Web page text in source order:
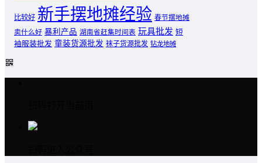
比较好 新手摆地摊经验 春节摆地摊
卖什么好 暴利产品 湖南省赶集时间表 玩具批发 短
袖服装批发 童装货源批发 袜子货源批发 钻龙地摊